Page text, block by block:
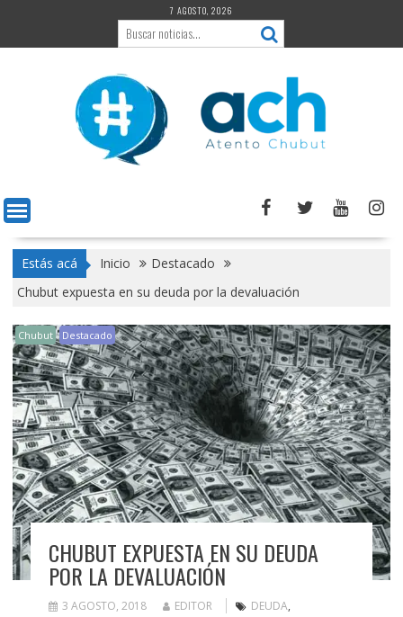
contenido
7 AGOSTO, 2026
Estás acá Inicio
Destacado
Chubut expuesta en su deuda por la devaluación
Chubut Destacado
CHUBUT EXPUESTA EN SU DEUDA
POR LA DEVALUACIÓN
3 AGOSTO, 2018 EDITOR DEUDA,